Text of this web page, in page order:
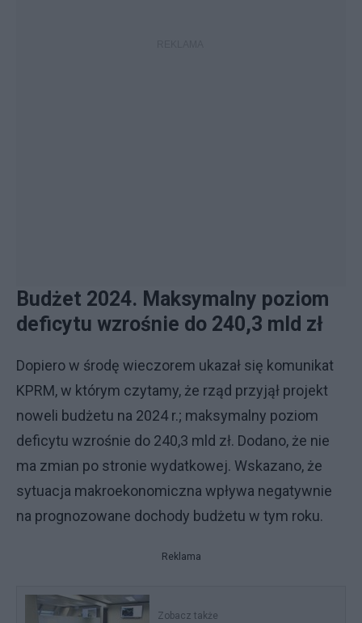
Budżet 2024. Maksymalny poziom
deficytu wzrośnie do 240,3 mld zł
Dopiero w środę wieczorem ukazał się komunikat
KPRM, w którym czytamy, że rząd przyjął projekt
noweli budżetu na 2024 r.; maksymalny poziom
deficytu wzrośnie do 240,3 mld zł. Dodano, że nie
ma zmian po stronie wydatkowej. Wskazano, że
sytuacja makroekonomiczna wpływa negatywnie
na prognozowane dochody budżetu w tym roku.
Reklama
Zobacz także